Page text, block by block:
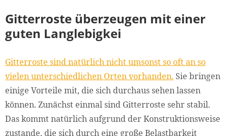
Gitterroste überzeugen mit einer
guten Langlebigkei
Gitterroste sind natürlich nicht umsonst so oft an so
vielen unterschiedlichen Orten vorhanden. Sie bringen
einige Vorteile mit, die sich durchaus sehen lassen
können. Zunächst einmal sind Gitterroste sehr stabil.
Das kommt natürlich aufgrund der Konstruktionsweise
zustande, die sich durch eine große Belastbarkeit